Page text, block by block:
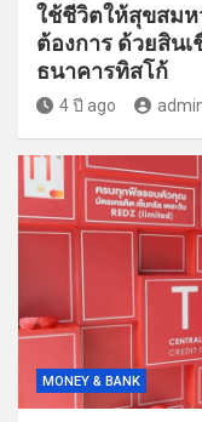
ใช้ชีวิตให้สุขสม
ต้องการ ด้วยสิน
ธนาคารทิสโก้
4 ปี ago
MONEY & BANK